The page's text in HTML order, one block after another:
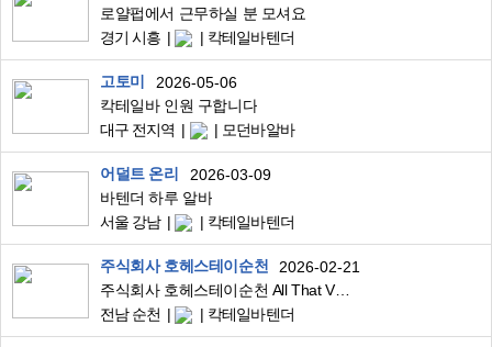
로얄펍에서 근무하실 분 모셔요
경기 시흥
칵테일바텐더
고토미
2026-05-06
칵테일바 인원 구합니다
대구 전지역
모던바알바
어덜트 온리
2026-03-09
바텐더 하루 알바
서울 강남
칵테일바텐더
주식회사 호헤스테이순천
2026-02-21
주식회사 호헤스테이순천 All That Vinyl 라운지바 구인
전남 순천
칵테일바텐더